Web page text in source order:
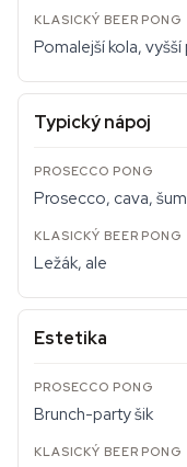
Pomalejší kola, vyšší
Typický nápoj
Prosecco, cava,
Ležák, ale
Estetika
Brunch-party šik